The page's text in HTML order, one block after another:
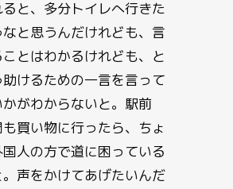
ると、多分トイレへ行きた
と思うんだけれども、言
とはわかるけれども、と
助けるための一言を言って
がわからないと。駅前
買い物に行ったら、ちょ
人の方で道に困っている
声をかけてあげたいんだ